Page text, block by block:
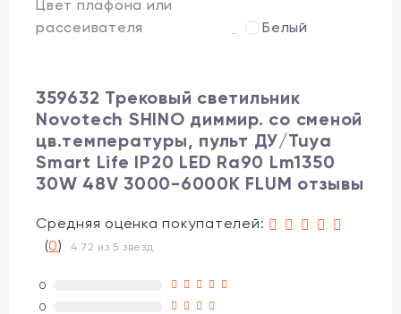
Цвет плафона или
рассеивателя
Белый
359632 Трековый светильник
Novotech SHINO диммир. со сменой
цв.температуры, пульт ДУ/Tuya
Smart Life IP20 LED Ra90 Lm1350
30W 48V 3000-6000K FLUM отзывы
Средняя оценка покупателей:
(0)4.72 из 5 звезд
0
0